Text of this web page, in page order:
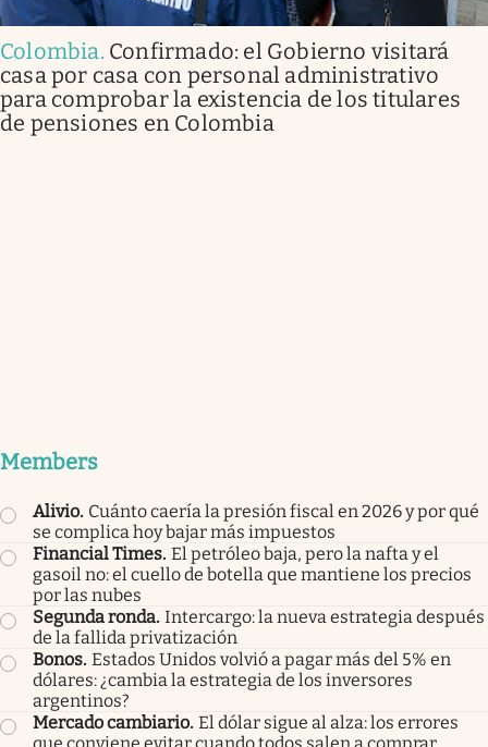
Colombia. Confirmado: el Gobierno visitará
casa por casa con personal administrativo
para comprobar la existencia de los titulares
de pensiones en Colombia
Members
Alivio. Cuánto caería la presión fiscal en 2026 y por qué
se complica hoy bajar más impuestos
Financial Times. El petróleo baja, pero la nafta y el
gasoil no: el cuello de botella que mantiene los precios
por las nubes
Segunda ronda. Intercargo: la nueva estrategia después
de la fallida privatización
Bonos. Estados Unidos volvió a pagar más del 5% en
dólares: ¿cambia la estrategia de los inversores
argentinos?
Mercado cambiario. El dólar sigue al alza: los errores